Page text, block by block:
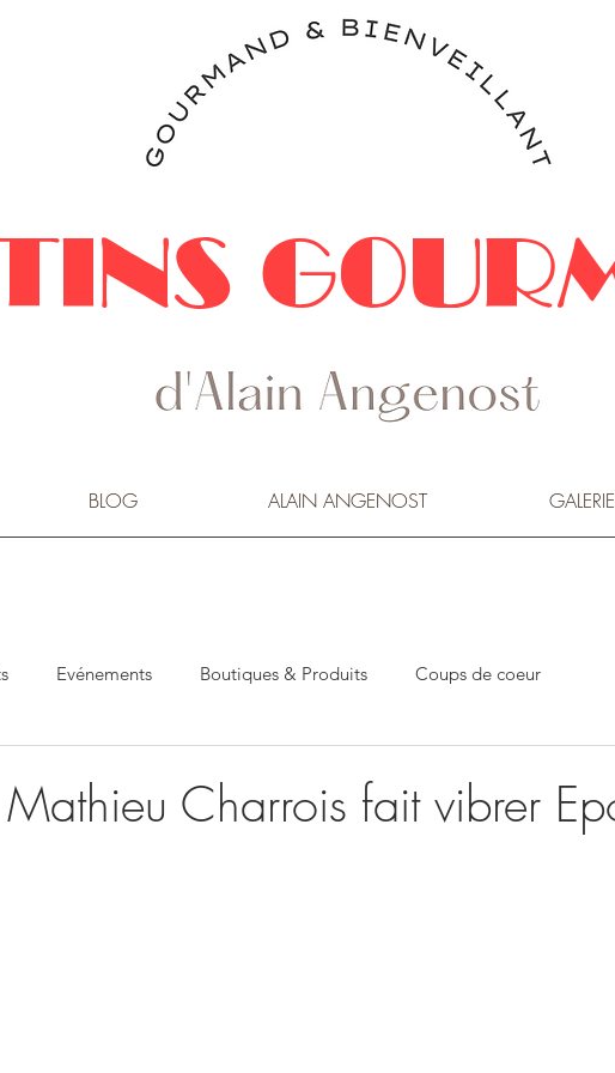
BLOG ALAIN ANGENOST GALERIE
Evénements Boutiques & Produits Coups de coeur
Mathieu Charrois fait vibrer